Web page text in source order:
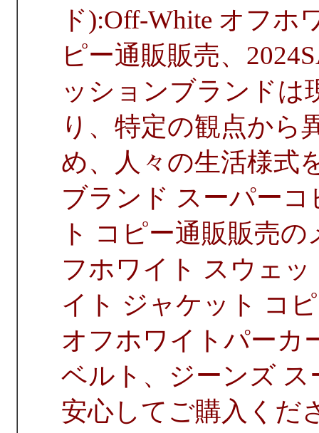
ド):Off-White オフ
ピー通販販売、
ッションブランドは
り、特定の観点から
め、人々の生活様式
ブランド スーパー
ト コピー通販販売
フホワイト スウェ
イト ジャケット コ
オフホワイトパーカ
ベルト、ジーンズ
安心してご購入くだ